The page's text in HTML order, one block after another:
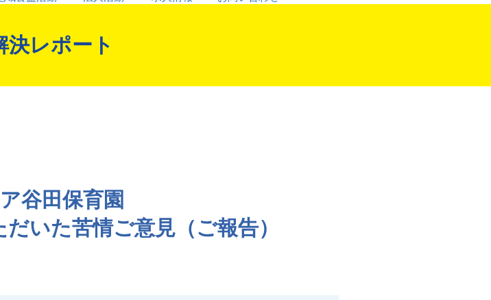
決レポート
谷田保育園
いた苦情ご意見（ご報告）